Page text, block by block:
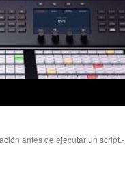
antes de ejecutar un script.-